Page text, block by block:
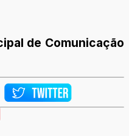
de Comunicação